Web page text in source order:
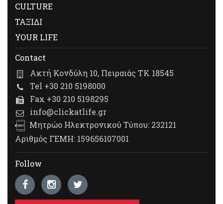
CULTURE
ΤΑΞΙΔΙ
YOUR LIFE
Contact
Ακτή Κονδύλη 10, Πειραιάς ΤΚ 18545
Tel +30 210 5198000
Fax +30 210 5198295
info@clickatlife.gr
Μητρώο Ηλεκτρονικού Τύπου: 232121
Αριθμός ΓΕΜΗ: 159656107001
Follow